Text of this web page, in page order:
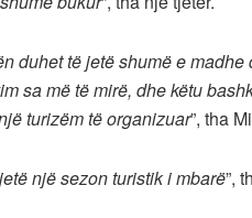
duhet të jetë shumë e
sa më të mirë, dhe këtu
turizëm të organizuar”, tha
një sezon turistik i mbarë”,